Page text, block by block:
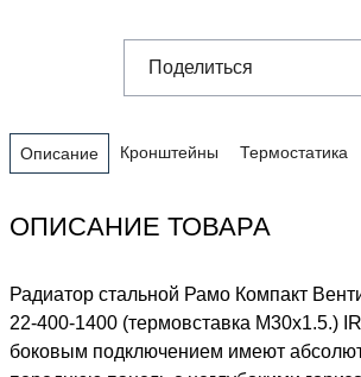
Поделиться
Описание Кронштейны Термостатика
ОПИСАНИЕ ТОВАРА
Радиатор стальной Рамо Компакт
22-400-1400 (термовставка М30х1.5.)
боковым подключением имеют